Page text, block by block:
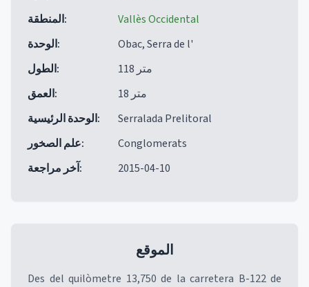
المنطقة:
Vallès Occidental
الوحدة:
Obac, Serra de l'
الطول:
118 متر
العمق:
18 متر
الوحدة الرئيسية:
Serralada Prelitoral
علم الصخور:
Conglomerats
آخر مراجعة: 2015-04-10
الموقع
Des del quilòmetre 13,750 de la carretera B-122 de